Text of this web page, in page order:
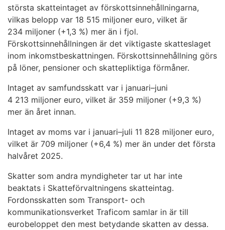
största skatteintaget av förskottsinnehållningarna,
vilkas belopp var 18 515 miljoner euro, vilket är
234 miljoner (+1,3 %) mer än i fjol.
Förskottsinnehållningen är det viktigaste skatteslaget
inom inkomstbeskattningen. Förskottsinnehållning görs
på löner, pensioner och skattepliktiga förmåner.
Intaget av samfundsskatt var i januari–juni
4 213 miljoner euro, vilket är 359 miljoner (+9,3 %)
mer än året innan.
Intaget av moms var i januari–juli 11 828 miljoner euro,
vilket är 709 miljoner (+6,4 %) mer än under det första
halvåret 2025.
Skatter som andra myndigheter tar ut har inte
beaktats i Skatteförvaltningens skatteintag.
Fordonsskatten som Transport- och
kommunikationsverket Traficom samlar in är till
eurobeloppet den mest betydande skatten av dessa.